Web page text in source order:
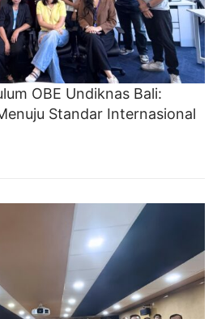
OBE Undiknas Bali:
Standar Internasional